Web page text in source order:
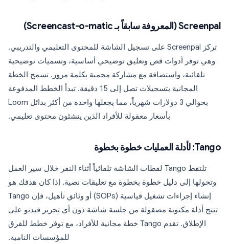
Screenpal (المعروفة سابقاً بـ Screencast-o-matic)
تركز Screenpal على تسجيل الشاشة للمحتوى التعليمي والتدريبي.
وهي توفر أدوات قص وتعليق توضيحي أساسية، وتسميات توضيحية
تلقائية، واستضافة مع مشاركة محمية بكلمة مرور. تسمح الخطة
المجانية بتسجيلات تصل إلى 15 دقيقة. تبدأ الخطط المدفوعة
بحوالي 3 دولارات شهرياً، مما يجعلها واحدة من أكثر بدائل Loom
بأسعار معقولة للأفراد الذين ينشئون محتوى تعليمي.
Tango: لأدلة العمليات خطوة بخطوة
تلتقط Tango لقطات الشاشة تلقائياً أثناء النقر خلال سير العمل
وتحولها إلى دليل خطوة بخطوة مع تعليقات نصية. إذا كان هدفك هو
إنشاء إجراءات تشغيل قياسية (SOPs) أو وثائق تأهيل، فإن Tango
تنتج أدلة مكتوبة مصقولة من جلسة شاشة دون أي تحرير فيديو على
الإطلاق. تقدم Tango خطة مجانية للأفراد، مع توفر خطط للفرق
للمؤسسات النامية.